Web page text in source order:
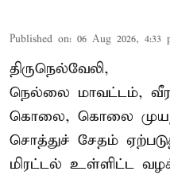
Published on: 06 Aug 2026, 4:33
திருநெல்வேலி,
நெல்லை மாவட்டம்,
கொலை, கொலை
சொத்துச் சேதம்
மிரட்டல் உள்ளிட்ட